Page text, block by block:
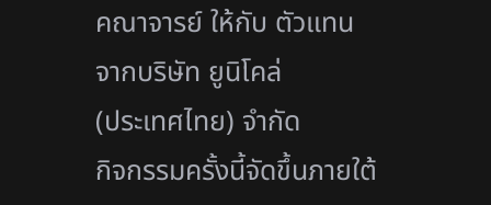
คณาจารย์ ให้กับ ตัวแทน
จากบริษัท ยูนิโคล่
(ประเทศไทย) จำกัด
กิจกรรมครั้งนี้จัดขึ้นภายใต้